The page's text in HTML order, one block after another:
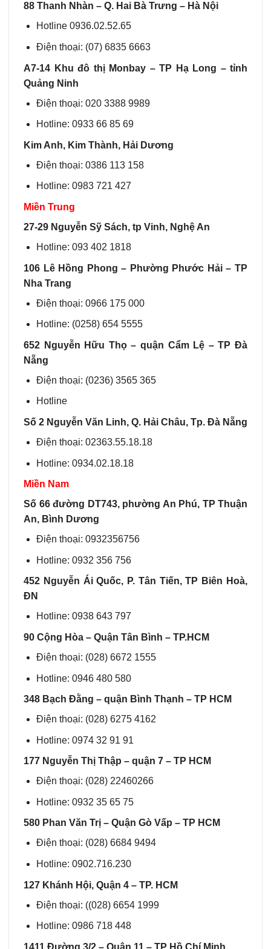
88 Thanh Nhàn – Q. Hai Bà Trưng – Hà Nội
Hotline 0936.02.52.65
Điện thoại: (07) 6835 6663
A7-14 Khu đô thị Monbay – TP Hạ Long – tỉnh
Quảng Ninh
Điện thoại: 020 3388 9989
Hotline: 0933 66 85 69
Kim Anh, Kim Thành, Hải Dương
Điện thoại: ‭0386 113 158‬
Hotline: 0983 721 427
Miền Trung
27-29 Nguyễn Sỹ Sách, tp Vinh, Nghệ An
Hotline: 093 402 1818
106 Lê Hồng Phong – Phường Phước Hải – TP
Nha Trang
Điện thoại: 0966 175 000
Hotline: (0258) 654 5555
652 Nguyễn Hữu Thọ – quận Cẩm Lệ – TP Đà
Nẵng
Điện thoại: ‭(0236) 3565 365‬
Hotline
Số 2 Nguyễn Văn Linh, Q. Hải Châu, Tp. Đà Nẵng
Điện thoại: ‭02363.55.18.18‬
Hotline: 0934.02.18.18
Miền Nam
Số 66 đường DT743, phường An Phú, TP Thuận
An, Bình Dương
Điện thoại: 0932356756
Hotline: 0932 356 756
452 Nguyễn Ái Quốc, P. Tân Tiến, TP Biên Hoà,
ĐN
Hotline: 0938 643 797
90 Cộng Hòa – Quận Tân Bình – TP.HCM
Điện thoại: (028) 6672 1555
Hotline: 0946 480 580
348 Bạch Đằng – quận Bình Thạnh – TP HCM
Điện thoại: (028) 6275 4162
Hotline: 0974 32 91 91
177 Nguyễn Thị Thập – quận 7 – TP HCM
Điện thoại: (028) 22460266
Hotline: 0932 35 65 75
580 Phan Văn Trị – Quận Gò Vấp – TP HCM
Điện thoại: (028) 6684 9494
Hotline: 0902.716.230
127 Khánh Hội, Quận 4 – TP. HCM
Điện thoại: ((028) 6654 1999
Hotline: 0986 718 448
1411 Đường 3/2 – Quận 11 – TP Hồ Chí Minh